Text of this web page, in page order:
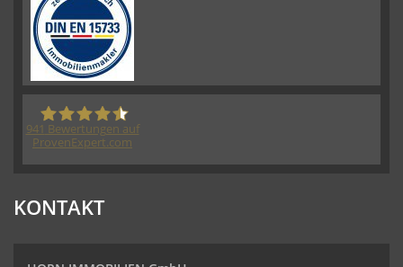
HORN IMMOBILIEN GmbH
941 Bewertungen auf
ProvenExpert.com
KONTAKT